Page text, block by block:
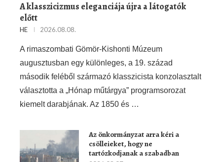
A klasszicizmus eleganciája újra a látogatók
előtt
HE 2026.08.08.
A rimaszombati Gömör-Kishonti Múzeum
augusztusban egy különleges, a 19. század
második feléből származó klasszicista konzolasztalt
választotta a „Hónap műtárgya” programsorozat
kiemelt darabjának. Az 1850 és …
Az önkormányzat arra kéri a
csölleieket, hogy ne
tartózkodjanak a szabadban